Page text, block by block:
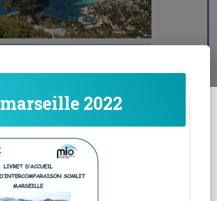
marseille 2022